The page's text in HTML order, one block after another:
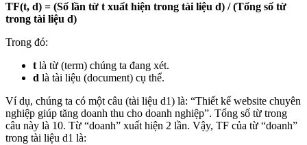
TF(t, d) = (Số lần từ t xuất hiện trong tài liệu d) / (Tổng số từ
trong tài liệu d)
Trong đó:
t là từ (term) chúng ta đang xét.
d là tài liệu (document) cụ thể.
Ví dụ, chúng ta có một câu (tài liệu d1) là: “Thiết kế website chuyên
nghiệp giúp tăng doanh thu cho doanh nghiệp”. Tổng số từ trong
câu này là 10. Từ “doanh” xuất hiện 2 lần. Vậy, TF của từ “doanh”
trong tài liệu d1 là: